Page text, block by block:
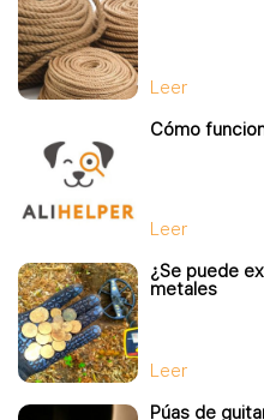
Leer
Cómo
Leer
¿Se puede
metales
Leer
Púas de